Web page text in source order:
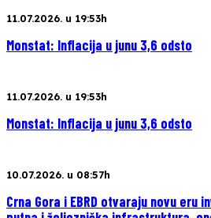
11.07.2026. u 19:53h
Monstat: Inflacija u junu 3,6 odsto
11.07.2026. u 19:53h
Monstat: Inflacija u junu 3,6 odsto
10.07.2026. u 08:57h
Crna Gora i EBRD otvaraju novu eru